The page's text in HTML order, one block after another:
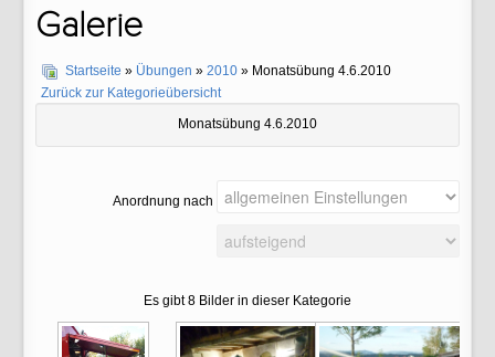
Galerie
Startseite » Übungen » 2010» Monatsübung 4.6.2010
Zurück zur Kategorieübersicht
Monatsübung 4.6.2010
Anordnung nach
Es gibt 8 Bilder in dieser Kategorie